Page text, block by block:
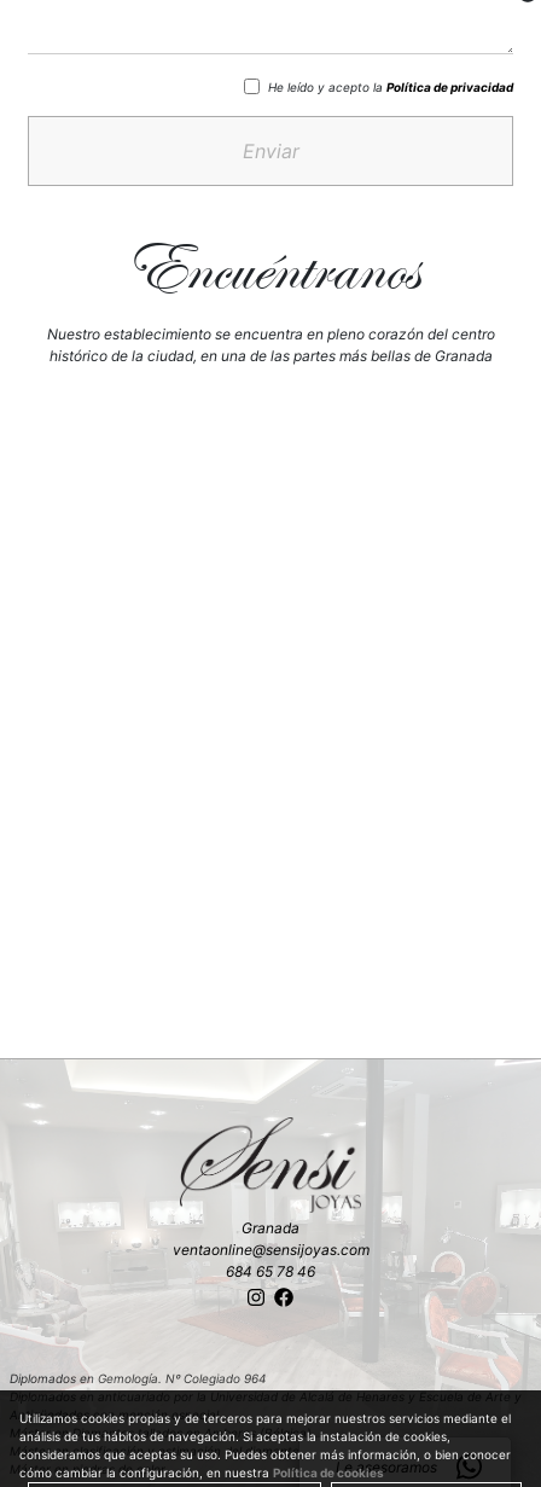
He leído y acepto la Política de privacidad
Enviar
Encuéntranos
Nuestro establecimiento se encuentra en pleno corazón del centro
histórico de la ciudad, en una de las partes más bellas de Granada
Granada
ventaonline@sensijoyas.com
684 65 78 46
Diplomados en Gemología. Nº Colegiado 964
Diplomados en anticuariado por la Universidad de Alcalá de Henares y Escuela de Arte y
Antigüedades con mención especial
Máster en Diamantes tallados en Amberes (Bélgica)
Máster en clasificación y estimación del diamante en bruto en Amberes (Bélgica)
Máster en piedras de color
Utilizamos cookies propias y de terceros para mejorar nuestros servicios mediante el
análisis de tus hábitos de navegación. Si aceptas la instalación de cookies,
consideramos que aceptas su uso. Puedes obtener más información, o bien conocer
cómo cambiar la configuración, en nuestra Política de cookiesLe asesoramos